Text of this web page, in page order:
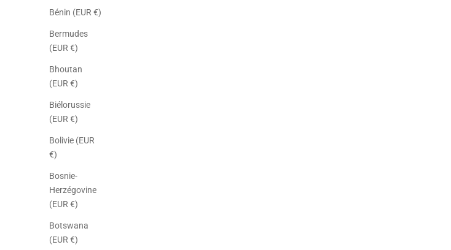
Bénin (EUR €)
Bermudes
(EUR €)
Bhoutan
(EUR €)
Biélorussie
(EUR €)
Bolivie (EUR
€)
Bosnie-
Herzégovine
(EUR €)
Botswana
(EUR €)